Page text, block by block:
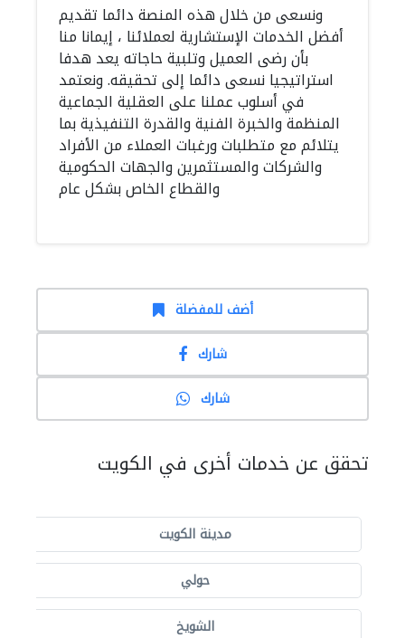
ونسعى من خلال هذه المنصة دائما تقديم
أفضل الخدمات الإستشارية لعملائنا ، إيمانا منا
بأن رضى العميل وتلبية حاجاته يعد هدفا
استراتيجيا نسعى دائما إلى تحقيقه. ونعتمد
في أسلوب عملنا على العقلية الجماعية
المنظمة والخبرة الفنية والقدرة التنفيذية بما
يتلائم مع متطلبات ورغبات العملاء من الأفراد
والشركات والمستثمرين والجهات الحكومية
والقطاع الخاص بشكل عام
أضف للمفضلة
شارك
شارك
تحقق عن خدمات أخرى في الكويت
مدينة الكويت
حولي
الشويخ